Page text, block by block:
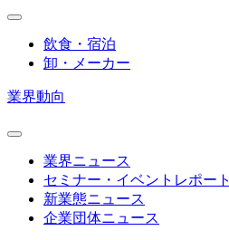
飲食・宿泊
卸・メーカー
業界動向
業界ニュース
セミナー・イベントレポート
新業態ニュース
企業団体ニュース